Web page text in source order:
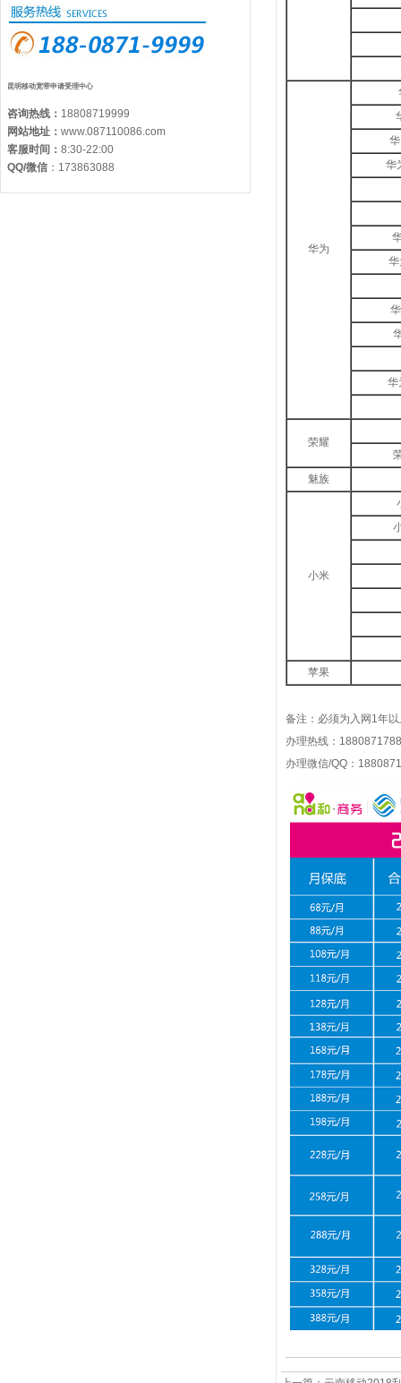
昆明移动宽带申请受理中心
咨询热线： 18808719999
网站地址： www.087110086.com
客服时间： 8:30-22:00
QQ/微信 ： 173863088
华为
华
华
荣耀
魅族
小米
苹果
备注：必须为入网1年
办理热线：
办理微信/QQ：